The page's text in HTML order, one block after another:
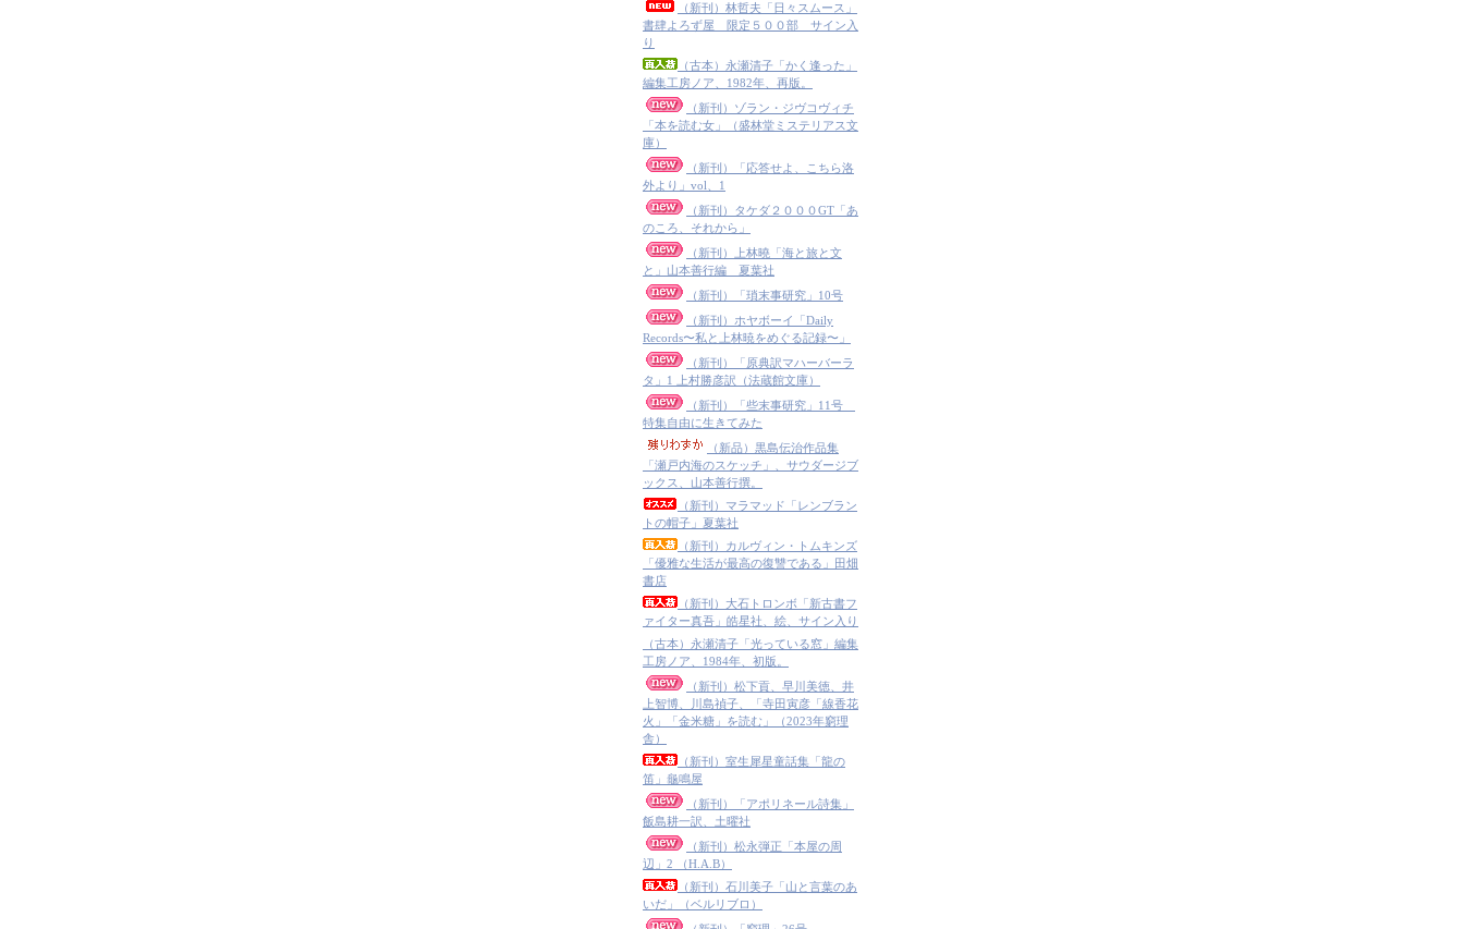
（新刊）林哲夫「日々スムース」
書肆よろず屋 限定５００部 サイン入
り
（古本）永瀬清子「かく逢った」
編集工房ノア、1982年、再版。
（新刊）ゾラン・ジヴコヴィチ
「本を読む女」（盛林堂ミステリアス文
庫）
（新刊）「応答せよ、こちら洛
外より」vol、1
（新刊）タケダ２０００GT「あ
のころ、それから」
（新刊）上林曉「海と旅と文
と」山本善行編 夏葉社
（新刊）「瑣末事研究」10号
（新刊）ホヤボーイ「Daily
Records〜私と上林暁をめぐる記録〜」
（新刊）「原典訳マハーバーラ
タ」1 上村勝彦訳（法蔵館文庫）
（新刊）「些末事研究」11号
特集自由に生きてみた
（新品）黒島伝治作品集
「瀬戸内海のスケッチ」、サウダージブ
ックス、山本善行撰。
（新刊）マラマッド「レンブラン
トの帽子」夏葉社
（新刊）カルヴィン・トムキンズ
「優雅な生活が最高の復讐である」田畑
書店
（新刊）大石トロンボ「新古書フ
ァイター真吾」皓星社、絵、サイン入り
（古本）永瀬清子「光っている窓」編集
工房ノア、1984年、初版。
（新刊）松下貢、早川美徳、井
上智博、川島禎子、「寺田寅彦「線香花
火」「金米糖」を読む」（2023年窮理
舎）
（新刊）室生犀星童話集「龍の
笛」龜鳴屋
（新刊）「アポリネール詩集」
飯島耕一訳、土曜社
（新刊）松永弾正「本屋の周
辺」2 （H.A.B）
（新刊）石川美子「山と言葉のあ
いだ」（ベルリブロ）